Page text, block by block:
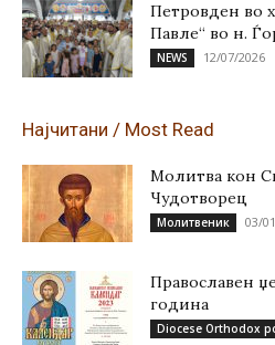
Петровден во
Павле“ во н.
NEWS 12/07/2026
Најчитани / Most Read
Молитва кон
Чудотворец
Молитвеник 03/
Православен
година
Diocese Orthodox